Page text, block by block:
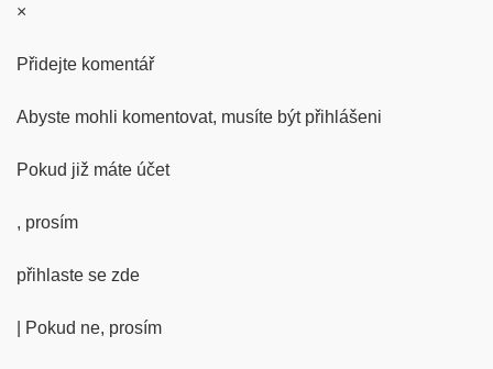
×
Přidejte komentář
Abyste mohli komentovat, musíte být přihlášeni
Pokud již máte účet
, prosím
přihlaste se zde
| Pokud ne, prosím